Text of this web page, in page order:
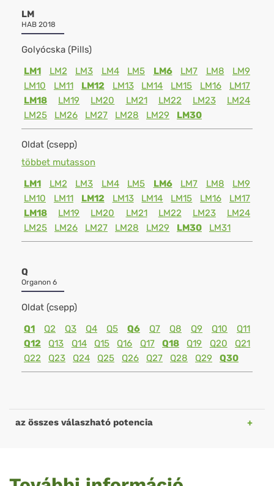
LM
HAB 2018
Golyócska (Pills)
LM1
LM2 LM3 LM4 LM5 LM6 LM7 LM8
LM9
LM10
LM11 LM12 LM13 LM14 LM15 LM16
LM17
LM18
LM19 LM20 LM21 LM22 LM23
LM24
LM25
LM26 LM27 LM28 LM29 LM30
Oldat (csepp)
többet mutasson
LM1
LM2 LM3 LM4 LM5 LM6 LM7 LM8
LM9
LM10
LM11 LM12 LM13 LM14 LM15 LM16
LM17
LM18
LM19 LM20 LM21 LM22 LM23
LM24
LM25
LM26 LM27 LM28 LM29 LM30 LM31
Q
Organon 6
Oldat (csepp)
Q1
Q2 Q3 Q4 Q5 Q6 Q7 Q8 Q9 Q10
Q11
Q12
Q13 Q14 Q15 Q16 Q17 Q18 Q19 Q20
Q21
Q22
Q23 Q24 Q25 Q26 Q27 Q28 Q29 Q30
az összes válaszható potencia